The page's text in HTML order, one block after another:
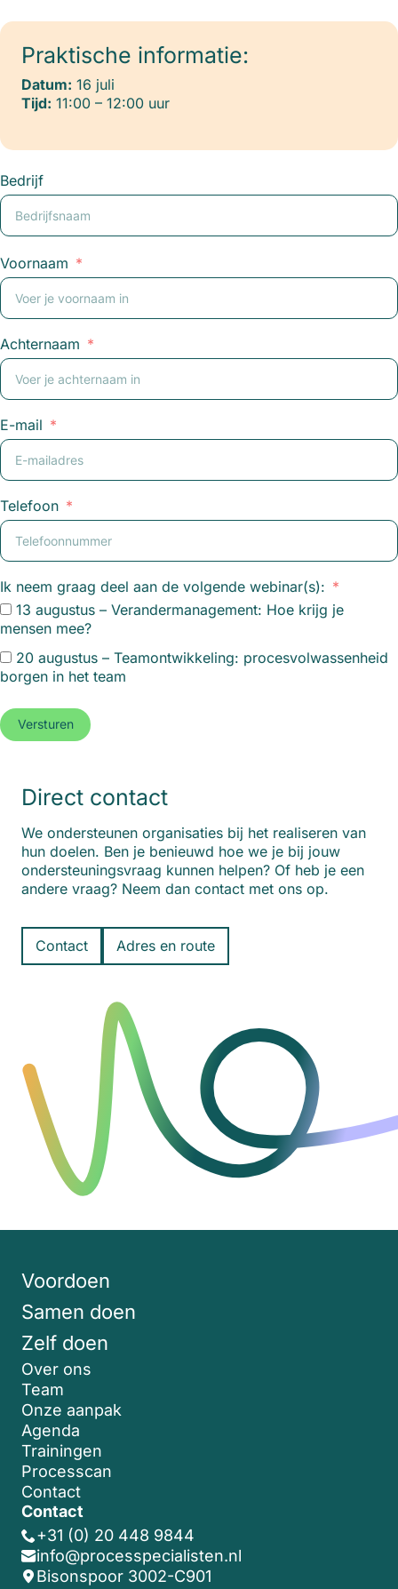
Praktische informatie:
Datum: 16 juli
Tijd: 11:00 – 12:00 uur
Bedrijf
Voornaam
Achternaam
E-mail
Telefoon
Ik neem graag deel aan de volgende webinar(s):
13 augustus – Verandermanagement: Hoe krijg je
mensen mee?
20 augustus – Teamontwikkeling: procesvolwassenheid
borgen in het team
Versturen
Direct contact
We ondersteunen organisaties bij het realiseren van
hun doelen. Ben je benieuwd hoe we je bij jouw
ondersteuningsvraag kunnen helpen? Of heb je een
andere vraag? Neem dan contact met ons op.
Contact Adres en route
Voordoen
Samen doen
Zelf doen
Over ons
Team
Onze aanpak
Agenda
Trainingen
Processcan
Contact
Contact
+31 (0) 20 448 9844
info@processpecialisten.nl
Bisonspoor 3002-C901